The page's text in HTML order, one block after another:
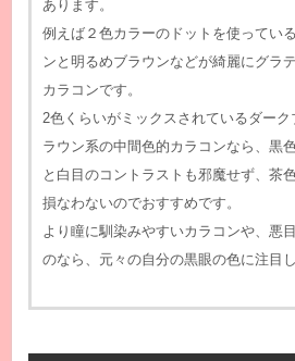
あります。
例えば２色カラーのドットを使ってい
ンと明るめブラウンなどが綺麗にグラ
カラコンです。
2色くらいがミックスされているダー
ラウン系の中間色的カラコンなら、黒
と白目のコントラストも邪魔せず、茶
損なわないのでおすすめです。
より瞳に馴染みやすいカラコンや、悪
のなら、元々の自分の黒眼の色に注目